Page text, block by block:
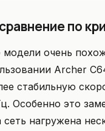
по
очень
Archer
стабильную
Особенно это
сеть нагружена